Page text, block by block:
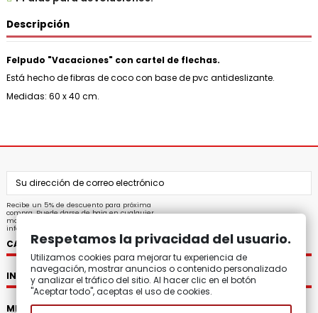
Descripción
Felpudo "Vacaciones" con cartel de flechas.
Está hecho de fibras de coco con base de pvc antideslizante.
Medidas: 60 x 40 cm.
Recibe un 5% de descuento para próxima
compra. Puede darse de baja en cualquier
momento. Para ello, consulte nuestra
información de contacto en el aviso legal.
CATEGORÍAS
INFORMACIÓN
MI CUENTA
Respetamos la privacidad del usuario.
Utilizamos cookies para mejorar tu experiencia de
navegación, mostrar anuncios o contenido personalizado
y analizar el tráfico del sitio. Al hacer clic en el botón
"Aceptar todo", aceptas el uso de cookies.